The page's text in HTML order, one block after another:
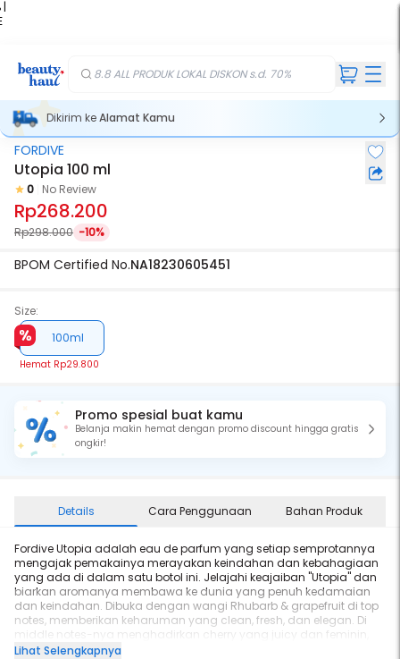
|
8.8 ALL PRODUK LOKAL DISKON s.d. 70%
Dikirim keAlamat Kamu
FORDIVE
Utopia 100 ml
0 No Review
Rp268.200
Rp298.000 -10%
BPOM Certified No.NA18230605451
Size:
100ml
Hemat Rp29.800
Promo spesial buat kamu
Belanja makin hemat dengan promo discount hingga gratis
ongkir!
Details Cara Penggunaan Bahan Produk
Fordive Utopia adalah eau de parfum yang setiap semprotannya
mengajak pemakainya merayakan keindahan dan kebahagiaan
yang ada di dalam satu botol ini. Jelajahi keajaiban "Utopia" dan
biarkan aromanya membawa ke dunia yang penuh kedamaian
dan keindahan. Dibuka dengan wangi Rhubarb & grapefruit di top
notes, memberikan keharuman yang clean, fresh, dan elegan. Di
middle notes-nya menghadirkan cherry yang juicy dan feminin,
disertai vanilla dan cinnamon lembut yang hangat memberikan
Lihat Selengkapnya